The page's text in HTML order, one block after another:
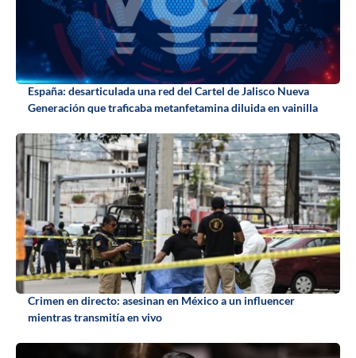
España: desarticulada una red del Cartel de Jalisco Nueva
Generación que traficaba metanfetamina diluida en vainilla
Crimen en directo: asesinan en México a un influencer
mientras transmitía en vivo